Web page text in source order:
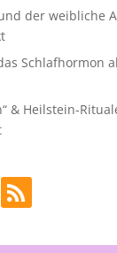
der weibliche
Schlafhormon
& Heilstein-